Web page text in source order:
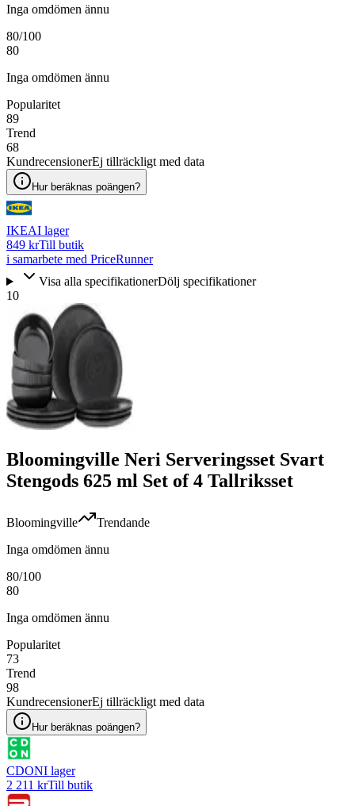
Inga omdömen ännu
80/100
80
Inga omdömen ännu
Popularitet
89
Trend
68
KundrecensionerEj tillräckligt med data
Hur beräknas poängen?
IKEAI lager
849 krTill butik
i samarbete med PriceRunner
Visa alla specifikationerDölj specifikationer
10
Bloomingville Neri Serveringsset Svart
Stengods 625 ml Set of 4 Tallriksset
Bloomingville
Trendande
Inga omdömen ännu
80/100
80
Inga omdömen ännu
Popularitet
73
Trend
98
KundrecensionerEj tillräckligt med data
Hur beräknas poängen?
CDONI lager
2 211 krTill butik